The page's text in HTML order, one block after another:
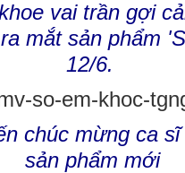
vai trần gợi
mắt sản phẩm
12/6.
chúc mừng ca
sản phẩm mới